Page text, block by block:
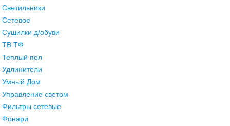
Светильники
Сетевое
Сушилки д/обуви
ТВ ТФ
Теплый пол
Удлинители
Умный Дом
Управление светом
Фильтры сетевые
Фонари